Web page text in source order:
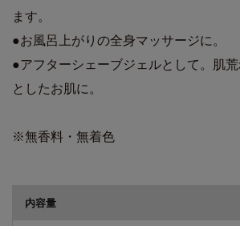
ます。
●お風呂上がりの全身マッサージに。
●アフターシェーブジェルとして。肌
としたお肌に。
※無香料・無着色
内容量